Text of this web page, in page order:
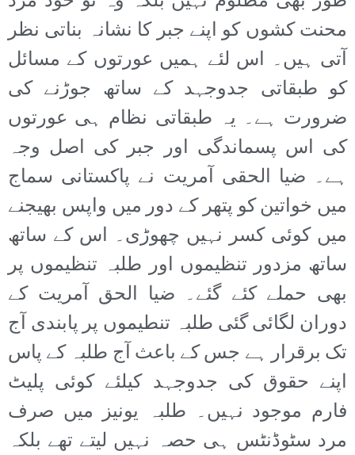
محنت کشوں کو اپنے جبر کا نشانہ بناتی نظر
آتی ہیں۔ اس لئے ہمیں عورتوں کے مسائل
کو طبقاتی جدوجہد کے ساتھ جوڑنے کی
ضرورت ہے۔ یہ طبقاتی نظام ہی عورتوں
کی اس پسماندگی اور جبر کی اصل وجہ
ہے۔ ضیا الحقی آمریت نے پاکستانی سماج
میں خواتین کو پتھر کے دور میں واپس بھیجنے
میں کوئی کسر نہیں چھوڑی۔ اس کے ساتھ
ساتھ مزدور تنظیموں اور طلبہ تنظیموں پر
بھی حملے کئے گئے۔ ضیا الحق آمریت کے
دوران لگائی گئی طلبہ تنطیموں پر پابندی آج
تک برقرار ہے جس کے باعث آج طلبہ کے پاس
اپنے حقوق کی جدوجہد کیلئے کوئی پلیٹ
فارم موجود نہیں۔ طلبہ یونیز میں صرف
مرد سٹوڈنٹس ہی حصہ نہیں لیتے تھے بلکہ